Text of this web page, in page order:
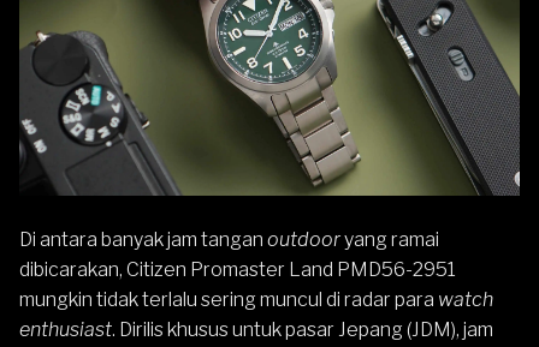
Di antara banyak jam tangan outdooryang ramai
dibicarakan, Citizen Promaster Land PMD56-2951
mungkin tidak terlalu sering muncul di radar para watch
enthusiast. Dirilis khusus untuk pasar Jepang (JDM), jam